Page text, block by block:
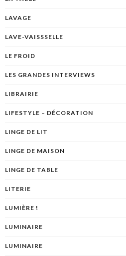
LAVAGE
LAVE-VAISSSELLE
LE FROID
LES GRANDES INTERVIEWS
LIBRAIRIE
LIFESTYLE – DÉCORATION
LINGE DE LIT
LINGE DE MAISON
LINGE DE TABLE
LITERIE
LUMIÈRE !
LUMINAIRE
LUMINAIRE